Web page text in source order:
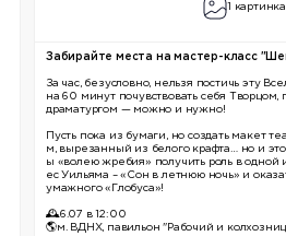
1 картинка
Забирайте места на мастер-класс
За час, безусловно, нельзя постичь эту
на 60 минут почувствовать себя
драматургом — можно и нужно!
Пусть пока из бумаги, но создать макет
м, вырезанный из белого крафта… но и
ы «волею жребия» получить роль в
ес Уильяма – «Сон в летнюю ночь» и
умажного «Глобуса»!
🕰6.07 в 12:00
🌎м. ВДНХ, павильон "Рабочий и